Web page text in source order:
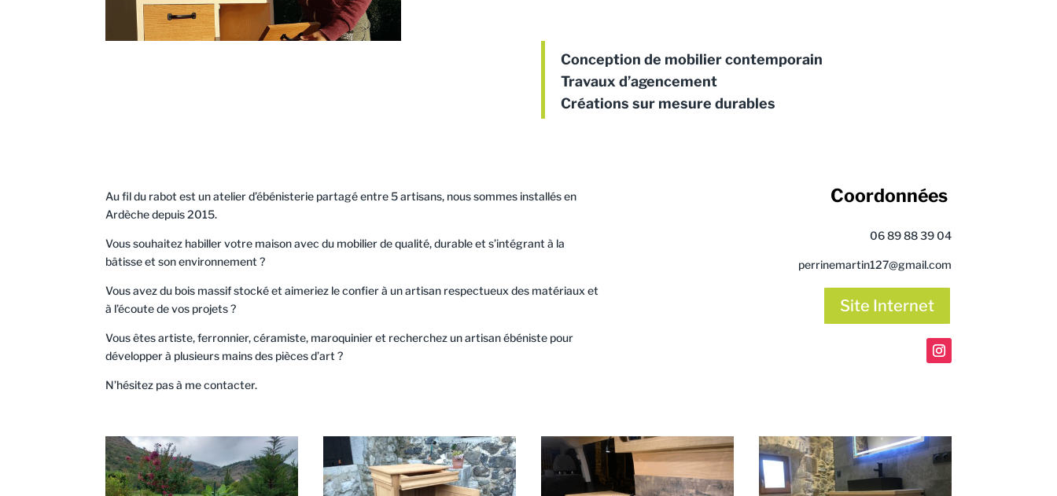
Conception de mobilier contemporain
Travaux d’agencement
Créations sur mesure durables
Au fil du rabot est un atelier d’ébénisterie partagé entre 5 artisans, nous sommes installés en
Ardèche depuis 2015.
Vous souhaitez habiller votre maison avec du mobilier de qualité, durable et s’intégrant à la
bâtisse et son environnement ?
Vous avez du bois massif stocké et aimeriez le confier à un artisan respectueux des matériaux et
à l’écoute de vos projets ?
Vous êtes artiste, ferronnier, céramiste, maroquinier et recherchez un artisan ébéniste pour
développer à plusieurs mains des pièces d’art ?
N’hésitez pas à me contacter.
Coordonnées
06 89 88 39 04
perrinemartin127@gmail.com
Site Internet